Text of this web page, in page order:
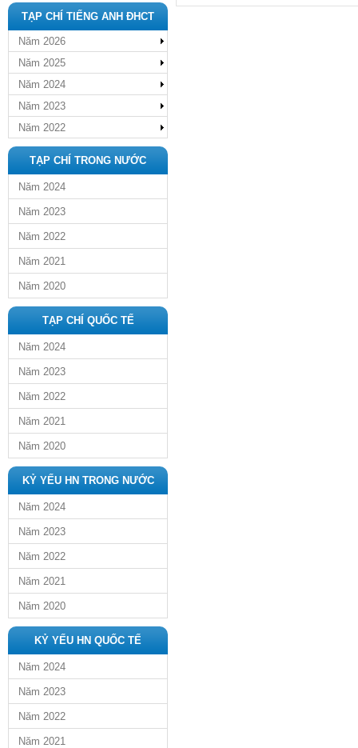
TẠP CHÍ TIẾNG ANH ĐHCT
Năm 2026
Năm 2025
Năm 2024
Năm 2023
Năm 2022
TẠP CHÍ TRONG NƯỚC
Năm 2024
Năm 2023
Năm 2022
Năm 2021
Năm 2020
TẠP CHÍ QUỐC TẾ
Năm 2024
Năm 2023
Năm 2022
Năm 2021
Năm 2020
KỶ YẾU HN TRONG NƯỚC
Năm 2024
Năm 2023
Năm 2022
Năm 2021
Năm 2020
KỶ YẾU HN QUỐC TẾ
Năm 2024
Năm 2023
Năm 2022
Năm 2021